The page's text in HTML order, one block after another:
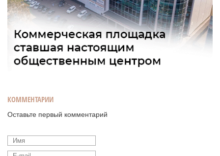
КОММЕНТАРИИ
Оставьте первый комментарий